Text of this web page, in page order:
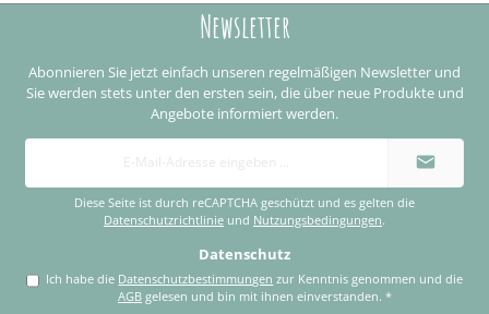
Newsletter
Abonnieren Sie jetzt einfach unseren regelmäßigen Newsletter und
Sie werden stets unter den ersten sein, die über neue Produkte und
Angebote informiert werden.
E-
Adresse
Diese Seite ist durch reCAPTCHA geschützt und es gelten die
Datenschutzrichtlinie und Nutzungsbedingungen.
Datenschutz
Ich habe die Datenschutzbestimmungen
AGB gelesen und bin mit ihnen einverstanden.*